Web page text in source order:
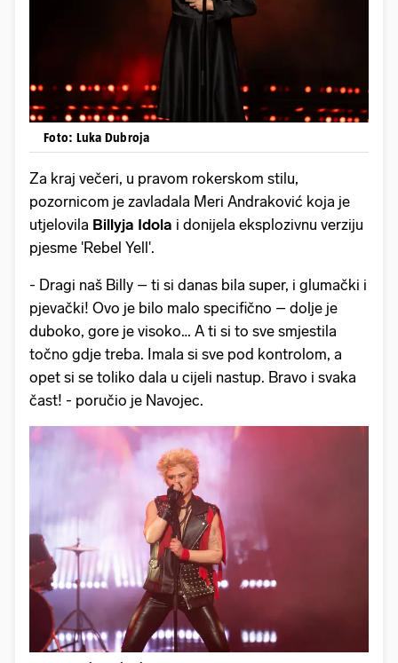
Foto: Luka Dubroja
Za kraj večeri, u pravom rokerskom stilu,
pozornicom je zavladala Meri Andraković koja je
utjelovila Billyja Idola i donijela eksplozivnu verziju
pjesme 'Rebel Yell'.
- Dragi naš Billy – ti si danas bila super, i glumački i
pjevački! Ovo je bilo malo specifično – dolje je
duboko, gore je visoko… A ti si to sve smjestila
točno gdje treba. Imala si sve pod kontrolom, a
opet si se toliko dala u cijeli nastup. Bravo i svaka
čast! - poručio je Navojec.